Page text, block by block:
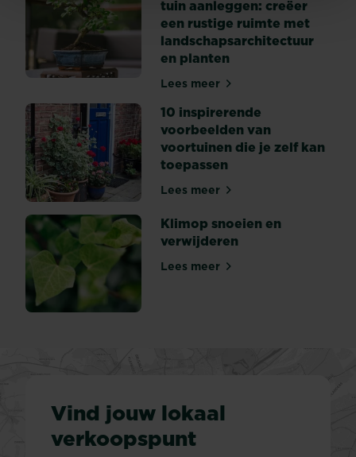
ogen,
zeker
het
regelmatig
verwijdert.
Dan
kan...
tuin aanleggen: creëer
een rustige ruimte met
landschapsarchitectuur
en planten
Lees meer10 tips om een Japanse
10 inspirerende
voorbeelden van
voortuinen die je zelf kan
toepassen
Lees meer10 inspirerende
Klimop snoeien en
verwijderen
Lees meerKlimop snoeien en
Vind jouw lokaal
verkoopspunt